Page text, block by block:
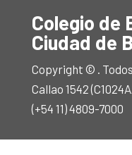
Colegio de
Ciudad de
Copyright © .
Callao 1542
(+54 11) 4809-7000